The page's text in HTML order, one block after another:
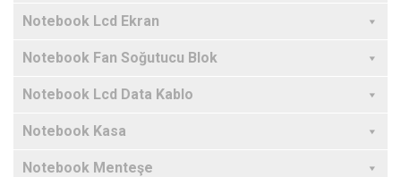
Notebook Lcd Ekran
Notebook Fan Soğutucu Blok
Notebook Lcd Data Kablo
Notebook Kasa
Notebook Menteşe